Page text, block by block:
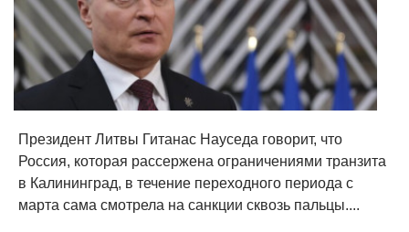
Президент Литвы Гитанас Науседа говорит, что
Россия, которая рассержена ограничениями транзита
в Калининград, в течение переходного периода с
марта сама смотрела на санкции сквозь пальцы....